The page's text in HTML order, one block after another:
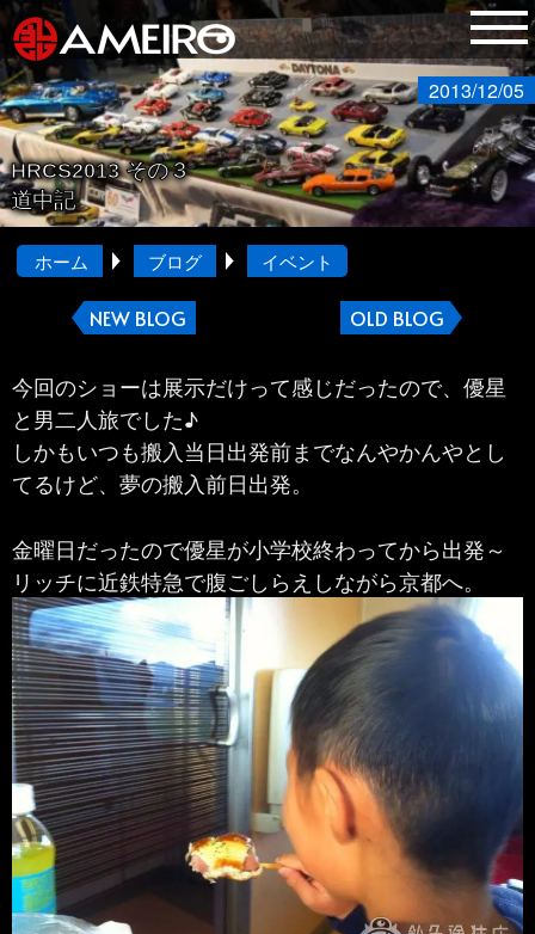
HRCS2013 その３
道中記
2013/12/05
ホーム ブログ イベント
NEW BLOG OLD BLOG
今回のショーは展示だけって感じだったので、優星
と男二人旅でした♪
しかもいつも搬入当日出発前までなんやかんやとし
てるけど、夢の搬入前日出発。
金曜日だったので優星が小学校終わってから出発～
リッチに近鉄特急で腹ごしらえしながら京都へ。